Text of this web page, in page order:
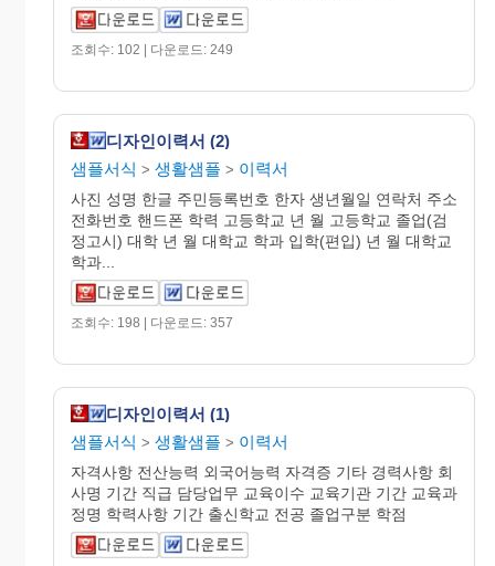
조회수: 102 | 다운로드: 249
디자인이력서 (2)
샘플서식 > 생활샘플 > 이력서
사진 성명 한글 주민등록번호 한자 생년월일 연락처 주소
전화번호 핸드폰 학력 고등학교 년 월 고등학교 졸업(검
정고시) 대학 년 월 대학교 학과 입학(편입) 년 월 대학교
학과...
조회수: 198 | 다운로드: 357
디자인이력서 (1)
샘플서식 > 생활샘플 > 이력서
자격사항 전산능력 외국어능력 자격증 기타 경력사항 회
사명 기간 직급 담당업무 교육이수 교육기관 기간 교육과
정명 학력사항 기간 출신학교 전공 졸업구분 학점